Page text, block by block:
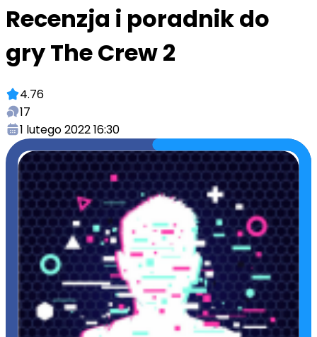
Recenzja i poradnik do
gry The Crew 2
4.76
17
1 lutego 2022 16:30